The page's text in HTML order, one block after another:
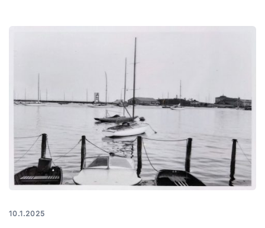
10.1.2025